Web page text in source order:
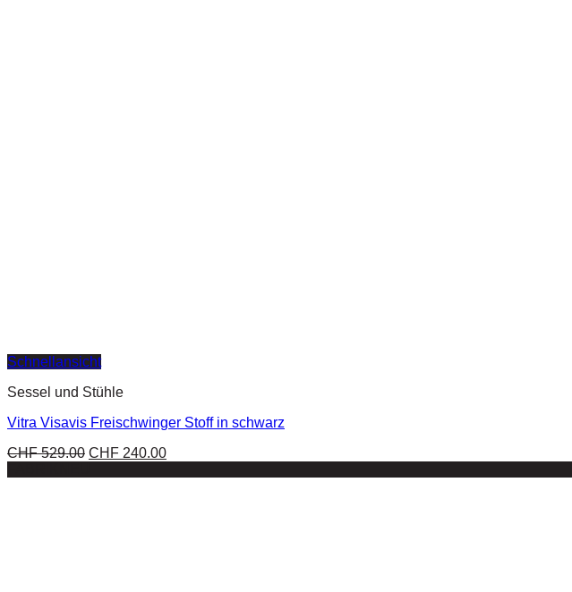
Schnellansicht
Sessel und Stühle
Vitra Visavis Freischwinger Stoff in schwarz
CHF529.00 CHF 240.00